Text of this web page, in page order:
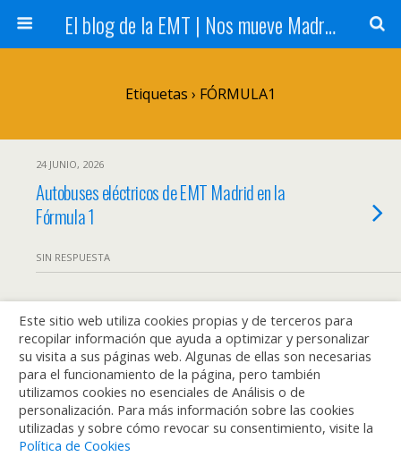
El blog de la EMT | Nos mueve Madrid
Etiquetas › FÓRMULA1
24 JUNIO, 2026
Autobuses eléctricos de EMT Madrid en la
Fórmula 1
SIN RESPUESTA
Volver arriba
Móvil Escritorio
Este sitio web utiliza cookies propias y de terceros para
recopilar información que ayuda a optimizar y personalizar
su visita a sus páginas web. Algunas de ellas son necesarias
para el funcionamiento de la página, pero también
utilizamos cookies no esenciales de Análisis o de
personalización. Para más información sobre las cookies
utilizadas y sobre cómo revocar su consentimiento, visite la
Política de Cookies